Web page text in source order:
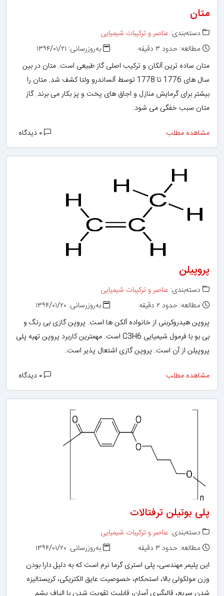
متان
دسته‌بندی: عناصر و ترکیبات شیمیایی
مطالعه: حدود ۳ دقیقه
به‌روزرسانی: ۱۳۹۴/۰۱/۲۱
متان ساده ترین آلکان و ترکیب اصلی گاز طبیعی است. متان در بین
سال های 1776 تا 1778 توسط آلساندرو ولتا کشف شد. متان را
بیشتر برای گرمایش منازل و اجاق های پخت و پز بکار می برند. گاز
متان سبب خفگی می شود.
مشاهده مطلب
پروپیلن
دسته‌بندی: عناصر و ترکیبات شیمیایی
مطالعه: حدود ۲ دقیقه
به‌روزرسانی: ۱۳۹۴/۰۱/۲۰
پروپن هیدروکربنی از خانواده آلکن ها است. پروپن گازی بی رنگ و
بی بو با فرمول شیمیایی C3H6 است. مهمترین کاربرد پروپن تهیه پلی
پروپیلن از آن است. پروپن گازی اشتعال پذیر است.
مشاهده مطلب
پلی بوتیلن ترفتالات
دسته‌بندی: عناصر و ترکیبات شیمیایی
مطالعه: حدود ۳ دقیقه
به‌روزرسانی: ۱۳۹۴/۰۱/۲۰
این پلیمر مهندسی، پلی استری گرما نرم است که به دلیل دارا بودن
وزن مولکولی بالا، استحکام، خصوصیت عایق الکتریکی، کریستالیزه
شدن سریع، قالبگیری آسان، قابلیت تقویت شدن با الیاف پشم